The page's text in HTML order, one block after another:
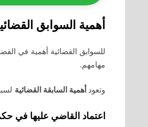
أهمية السوابق
للسوابق القضائية أهمية في
مهامهم.
وتعود أهمية السابقة القضائية
اعتماد القاضي عليها في